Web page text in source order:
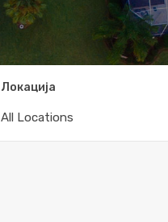
Локација
All Locations